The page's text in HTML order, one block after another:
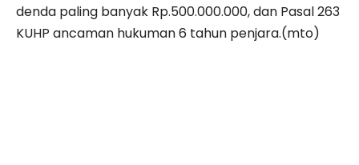
denda paling banyak Rp.500.000.000, dan Pasal 263
KUHP ancaman hukuman 6 tahun penjara.(mto)